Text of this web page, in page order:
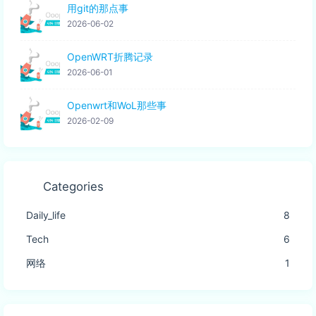
用git的那点事
2026-06-02
OpenWRT折腾记录
2026-06-01
Openwrt和WoL那些事
2026-02-09
Categories
Daily_life
8
Tech
6
网络
1